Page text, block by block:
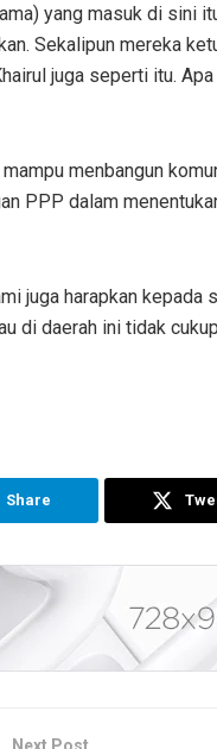
yang masuk di sini
Sekalipun mereka
juga seperti itu.
menbangun
PPP dalam
juga harapkan kepada
di daerah ini tidak
Share
Next Post